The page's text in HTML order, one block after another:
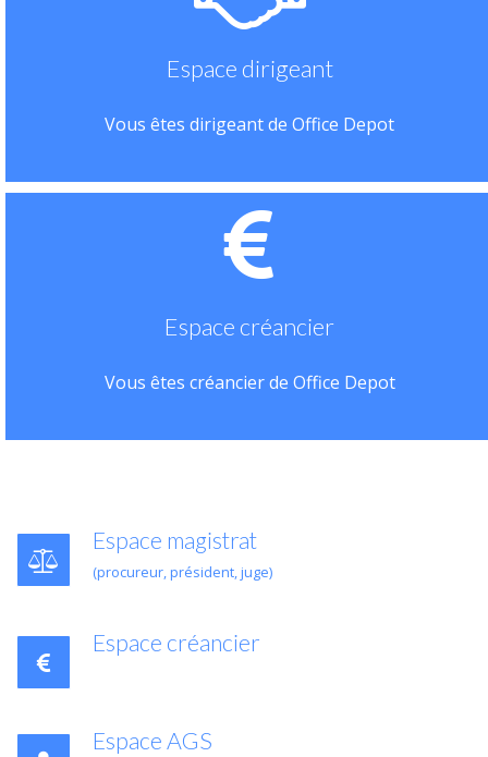
Espace dirigeant
Vous êtes dirigeant de Office Depot
Espace créancier
Vous êtes créancier de Office Depot
Espace magistrat
(procureur, président, juge)
Espace créancier
Espace AGS